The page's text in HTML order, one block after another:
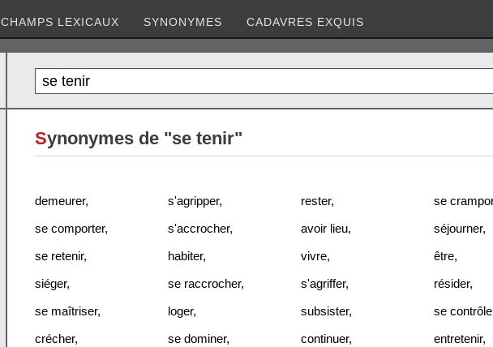
CHAMPS LEXICAUX SYNONYMES CADAVRES EXQUIS
Synonymes de "se tenir"
demeurer, s'agripper, rester,
se
se comporter, s'accrocher, avoir lieu, séjourner,
se retenir, habiter, vivre, être,
siéger, se raccrocher, s'agriffer, résider,
se maîtriser, loger, subsister,
se
crécher, se dominer, continuer, entretenir,